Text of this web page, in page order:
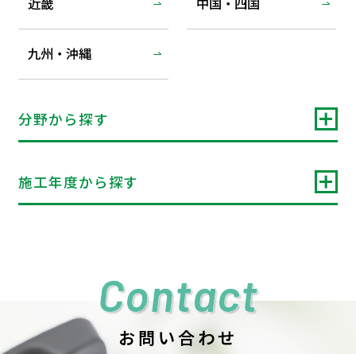
九州・沖縄
分野から探す
施工年度から探す
Contact
お問い合わせ